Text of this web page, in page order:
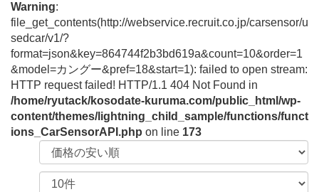
Warning:
file_get_contents(http://webservice.recruit.co.jp/carsensor/u
sedcar/v1/?
format=json&key=864744f2b3bd619a&count=10&order=1
&model=カングー&pref=18&start=1): failed to open stream:
HTTP request failed! HTTP/1.1 404 Not Found in
/home/ryutack/kosodate-kuruma.com/public_html/wp-
content/themes/lightning_child_sample/functions/funct
ions_CarSensorAPI.php on line 173